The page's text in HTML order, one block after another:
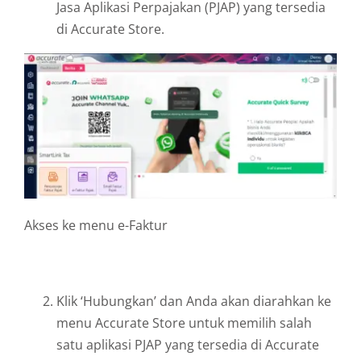
Jasa Aplikasi Perpajakan (PJAP) yang tersedia
di Accurate Store.
Akses ke menu e-Faktur
Klik ‘Hubungkan’ dan Anda akan diarahkan ke
menu Accurate Store untuk memilih salah
satu aplikasi PJAP yang tersedia di Accurate